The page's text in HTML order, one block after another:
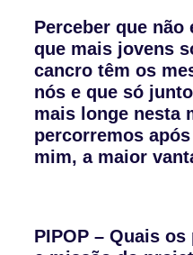
Perceber que
que mais jovens
cancro têm os
nós e que só
mais longe nesta
percorremos
mim, a maior
PIPOP – Quais